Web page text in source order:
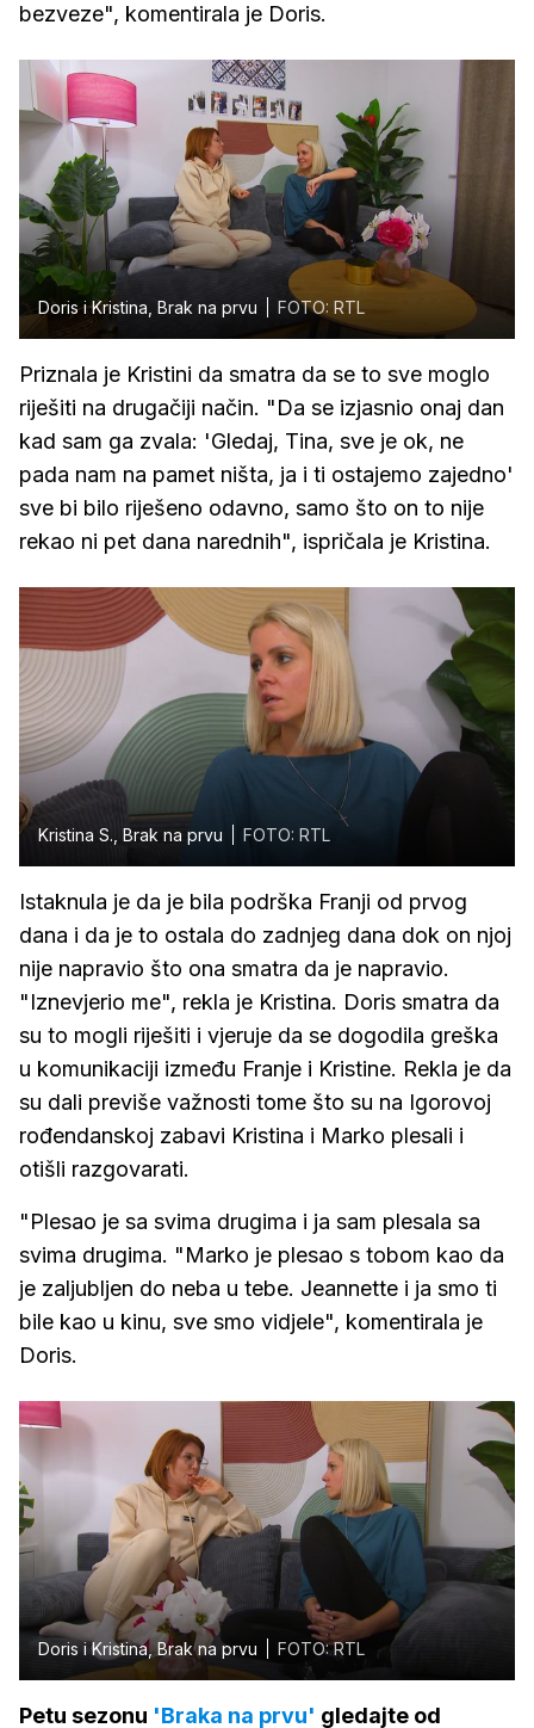
bezveze", komentirala je Doris.
Doris i Kristina, Brak na prvu FOTO: RTL
Priznala je Kristini da smatra da se to sve moglo
riješiti na drugačiji način. "Da se izjasnio onaj dan
kad sam ga zvala: 'Gledaj, Tina, sve je ok, ne
pada nam na pamet ništa, ja i ti ostajemo zajedno'
sve bi bilo riješeno odavno, samo što on to nije
rekao ni pet dana narednih", ispričala je Kristina.
Kristina S., Brak na prvu FOTO: RTL
Istaknula je da je bila podrška Franji od prvog
dana i da je to ostala do zadnjeg dana dok on njoj
nije napravio što ona smatra da je napravio.
"Iznevjerio me", rekla je Kristina. Doris smatra da
su to mogli riješiti i vjeruje da se dogodila greška
u komunikaciji između Franje i Kristine. Rekla je da
su dali previše važnosti tome što su na Igorovoj
rođendanskoj zabavi Kristina i Marko plesali i
otišli razgovarati.
"Plesao je sa svima drugima i ja sam plesala sa
svima drugima. "Marko je plesao s tobom kao da
je zaljubljen do neba u tebe. Jeannette i ja smo ti
bile kao u kinu, sve smo vidjele", komentirala je
Doris.
Doris i Kristina, Brak na prvu FOTO: RTL
Petu sezonu 'Braka na prvu' gledajte od